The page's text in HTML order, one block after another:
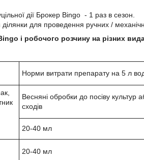
дії Брокер Bingo - 1 раз в сезон.
для проведення ручних /
і робочого розчину на різних
Норми витрати препарату на 5 л
Весняні обробки до посіву культур
сходів
20-40 мл
20-40 мл